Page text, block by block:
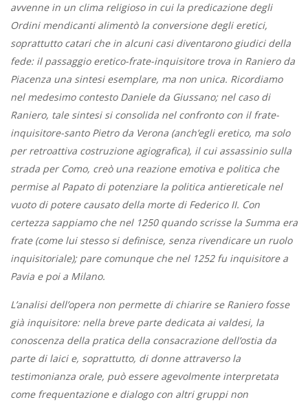
avvenne in un clima religioso in cui la predicazione degli
Ordini mendicanti alimentò la conversione degli eretici,
soprattutto catari che in alcuni casi diventarono giudici della
fede: il passaggio eretico-frate-inquisitore trova in Raniero da
Piacenza una sintesi esemplare, ma non unica. Ricordiamo
nel medesimo contesto Daniele da Giussano; nel caso di
Raniero, tale sintesi si consolida nel confronto con il frate-
inquisitore-santo Pietro da Verona (anch’egli eretico, ma solo
per retroattiva costruzione agiografica), il cui assassinio sulla
strada per Como, creò una reazione emotiva e politica che
permise al Papato di potenziare la politica antiereticale nel
vuoto di potere causato della morte di Federico II. Con
certezza sappiamo che nel 1250 quando scrisse la Summa era
frate (come lui stesso si definisce, senza rivendicare un ruolo
inquisitoriale); pare comunque che nel 1252 fu inquisitore a
Pavia e poi a Milano.
L’analisi dell’opera non permette di chiarire se Raniero fosse
già inquisitore: nella breve parte dedicata ai valdesi, la
conoscenza della pratica della consacrazione dell’ostia da
parte di laici e, soprattutto, di donne attraverso la
testimonianza orale, può essere agevolmente interpretata
come frequentazione e dialogo con altri gruppi non